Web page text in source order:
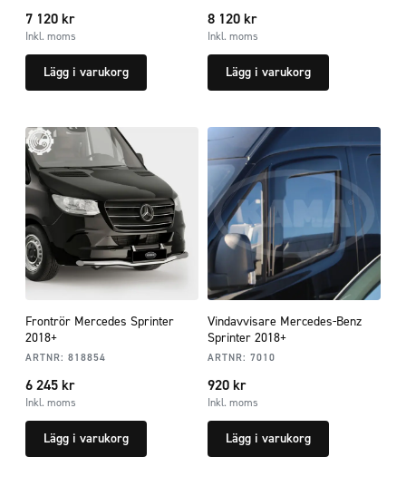
7 120 kr
Inkl. moms
Lägg i varukorg
8 120 kr
Inkl. moms
Lägg i varukorg
Frontrör Mercedes Sprinter
2018+
ARTNR: 818854
6 245 kr
Inkl. moms
Lägg i varukorg
Vindavvisare Mercedes-Benz
Sprinter 2018+
ARTNR: 7010
920 kr
Inkl. moms
Lägg i varukorg